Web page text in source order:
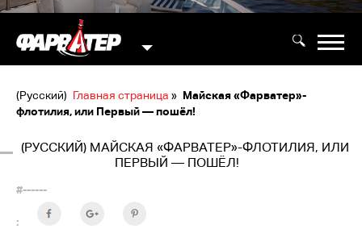
(Русский) Главная страница » Майская «Фарватер»-
флотилия, или Первый — пошёл!
(РУССКИЙ) МАЙСКАЯ «ФАРВАТЕР»-ФЛОТИЛИЯ, ИЛИ
ПЕРВЫЙ — ПОШЁЛ!
#------
: